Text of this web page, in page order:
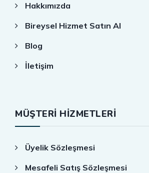
Hakkımızda
Bireysel Hizmet Satın Al
Blog
İletişim
MÜŞTERİ HİZMETLERİ
Üyelik Sözleşmesi
Mesafeli Satış Sözleşmesi